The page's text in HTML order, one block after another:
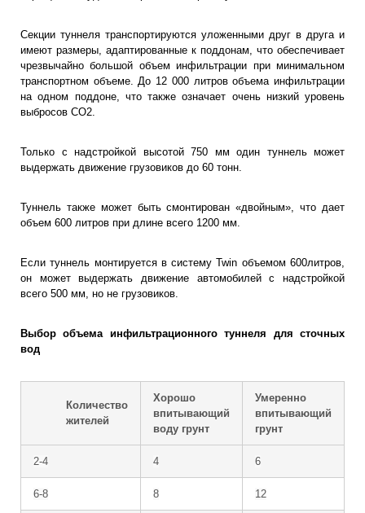
Секции туннеля транспортируются уложенными друг в друга и
имеют размеры, адаптированные к поддонам, что обеспечивает
чрезвычайно большой объем инфильтрации при минимальном
транспортном объеме. До 12 000 литров объема инфильтрации
на одном поддоне, что также означает очень низкий уровень
выбросов CO2.
Только с надстройкой высотой 750 мм один туннель может
выдержать движение грузовиков до 60 тонн.
Туннель также может быть смонтирован «двойным», что дает
объем 600 литров при длине всего 1200 мм.
Если туннель монтируется в систему Twin объемом 600литров,
он может выдержать движение автомобилей с надстройкой
всего 500 мм, но не грузовиков.
Выбор объема инфильтрационного туннеля для сточных
вод
Количество
жителей
Хорошо
впитывающий
воду грунт
Умеренно
впитывающий
грунт
2-4 4 6
6-8 8 12